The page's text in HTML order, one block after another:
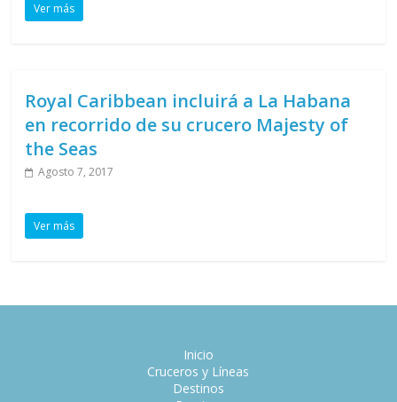
Ver más
Royal Caribbean incluirá a La Habana
en recorrido de su crucero Majesty of
the Seas
Agosto 7, 2017
Ver más
Inicio
Cruceros y Líneas
Destinos